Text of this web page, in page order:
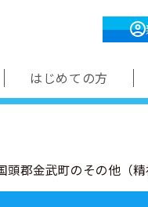
はじめての方
頭郡金武町のその他（精